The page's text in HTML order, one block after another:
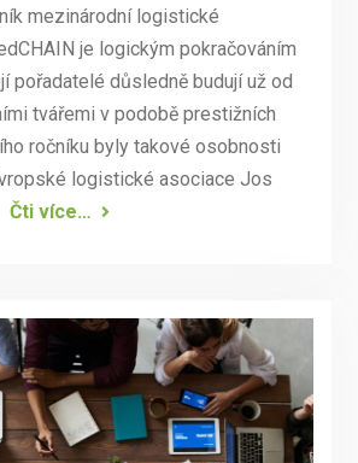
mezinárodní logistické
je logickým pokračováním
pořadatelé důsledně budují už od
tvářemi v podobě prestižních
ročníku byly takové osobnosti
logistické asociace Jos
Čti více…